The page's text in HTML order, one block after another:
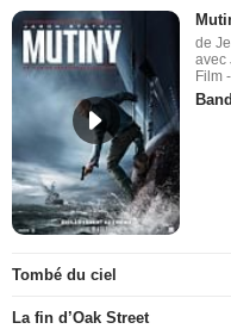
de
avec
Film
Tombé du ciel
La fin d’Oak Street